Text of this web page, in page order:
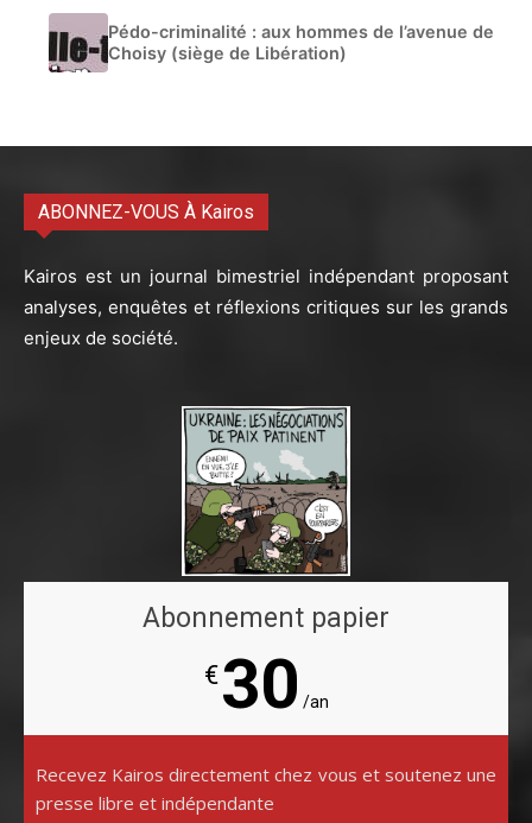
Pédo-criminalité : aux hommes de l’avenue de
Choisy (siège de Libération)
ABONNEZ-VOUS À Kairos
Kairos est un journal bimestriel indépendant proposant
analyses, enquêtes et réflexions critiques sur les grands
enjeux de société.
Abonnement papier
€30 /an
Recevez Kairos directement chez vous et soutenez une
presse libre et indépendante